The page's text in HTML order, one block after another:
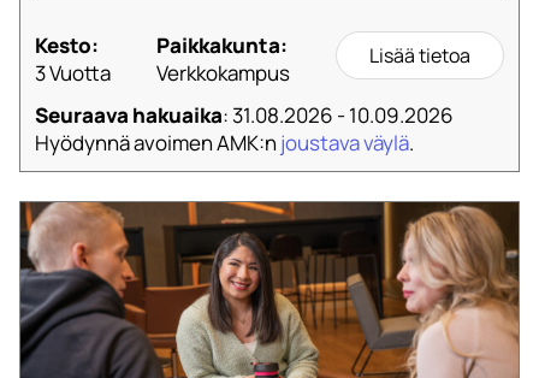
Kesto:
3 Vuotta
Paikkakunta:
Verkkokampus
Lisää tietoa
Seuraava hakuaika: 31.08.2026 - 10.09.2026
Hyödynnä avoimen AMK:n joustava väylä.